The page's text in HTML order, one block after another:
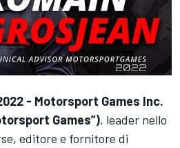
- Motorsport Games Inc.
Games”), leader nello
editore e fornitore di